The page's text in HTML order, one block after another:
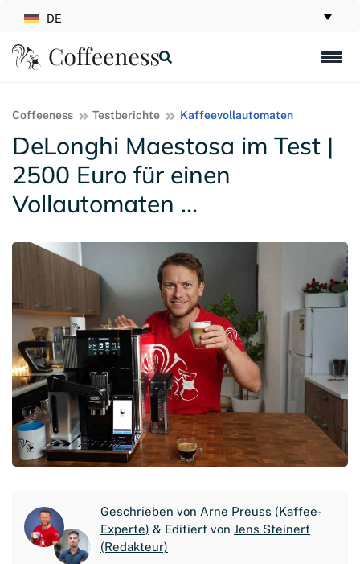
DE
Coffeeness Testberichte Kaffeevollautomaten
DeLonghi Maestosa im Test |
2500 Euro für einen
Vollautomaten …
Geschrieben von Arne Preuss (Kaffee-
Experte) & Editiert von Jens Steinert
(Redakteur)